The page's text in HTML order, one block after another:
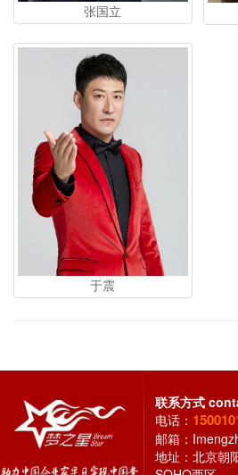
张国立
于震
联系方式
电话：
邮箱：
地址：北京朝